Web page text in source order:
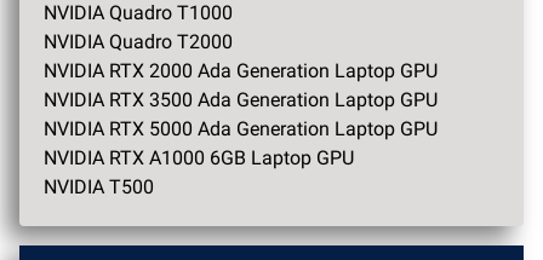
NVIDIA Quadro T1000
NVIDIA Quadro T2000
NVIDIA RTX 2000 Ada Generation Laptop GPU
NVIDIA RTX 3500 Ada Generation Laptop GPU
NVIDIA RTX 5000 Ada Generation Laptop GPU
NVIDIA RTX A1000 6GB Laptop GPU
NVIDIA T500